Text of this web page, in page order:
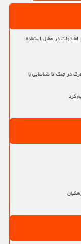
دولت در مقابل استفاده
در جنگ تا شناسایی با
کرد